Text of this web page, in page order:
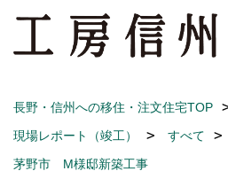
長野・信州への移住・注文住宅TOP
現場レポート（竣工）
すべて
茅野市 M様邸新築工事